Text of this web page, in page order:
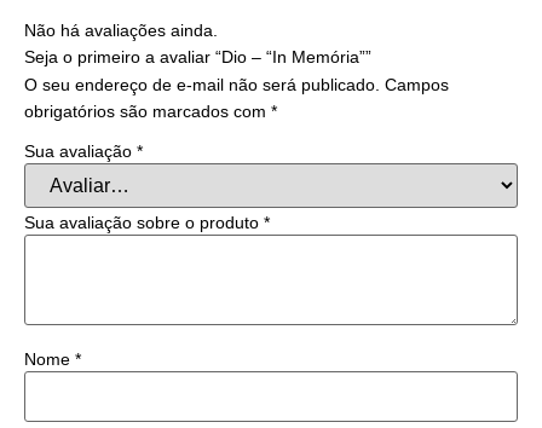
Não há avaliações ainda.
Seja o primeiro a avaliar “Dio – “In Memória””
O seu endereço de e-mail não será publicado. Campos
obrigatórios são marcados com *
Sua avaliação *
Sua avaliação sobre o produto *
Nome *